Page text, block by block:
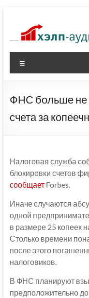
содержимому
ФНС больше не
счета за
Налоговая служба
блокировки счетов
сообщаетForbes.
Иначе случаются
одной
в размере 25 копеек
Столько времени
после этого
налоговиков.
В ФНС планируют
предположительно